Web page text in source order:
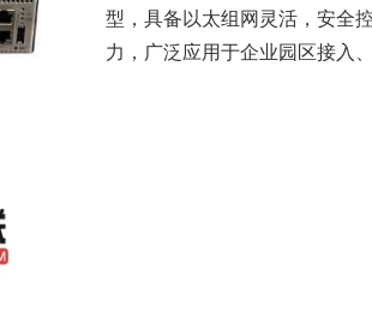
型，具备以太组网灵活，安全
力，广泛应用于企业园区接入